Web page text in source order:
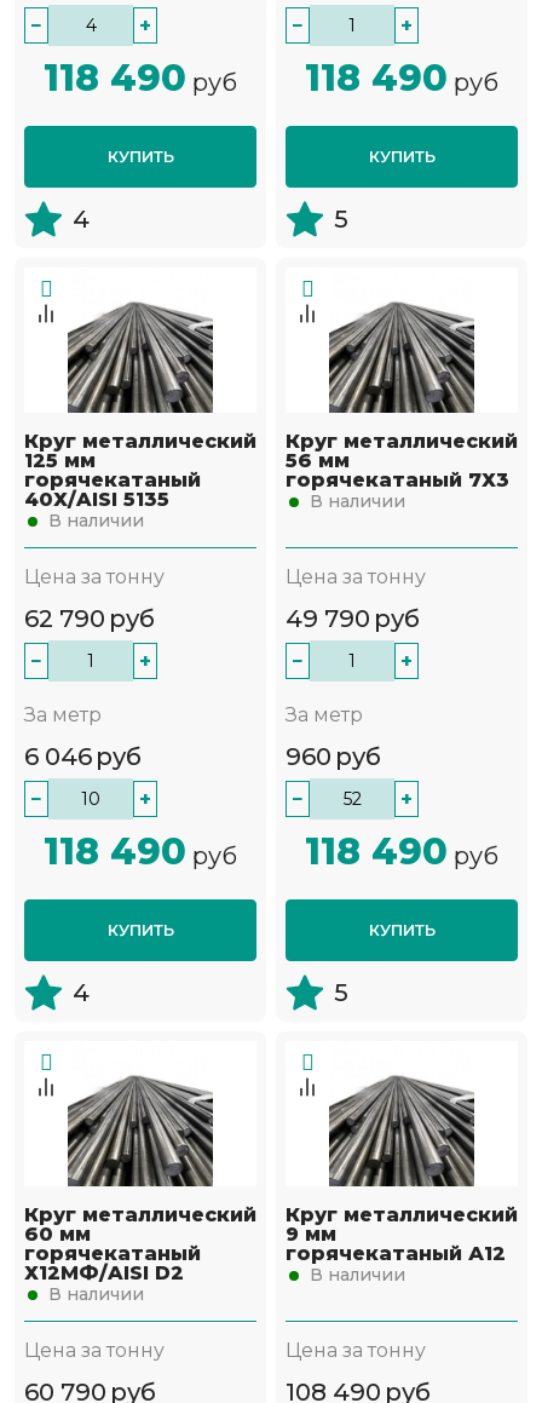
− +
118 490 руб
КУПИТЬ
4
− +
118 490 руб
КУПИТЬ
5
Круг металлический
125 мм
горячекатаный
40Х/AISI 5135
В наличии
Цена за тонну
62 790 руб
− +
За метр
6 046 руб
− +
118 490 руб
КУПИТЬ
4
Круг металлический
56 мм
горячекатаный 7Х3
В наличии
Цена за тонну
49 790 руб
− +
За метр
960 руб
− +
118 490 руб
КУПИТЬ
5
Круг металлический
60 мм
горячекатаный
Х12МФ/AISI D2
В наличии
Цена за тонну
60 790 руб
Круг металлический
9 мм
горячекатаный А12
В наличии
Цена за тонну
108 490 руб